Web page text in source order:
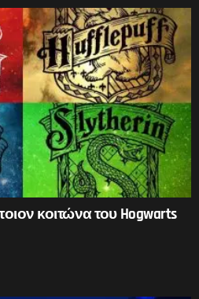
ποιον κοιτώνα του Hogwarts